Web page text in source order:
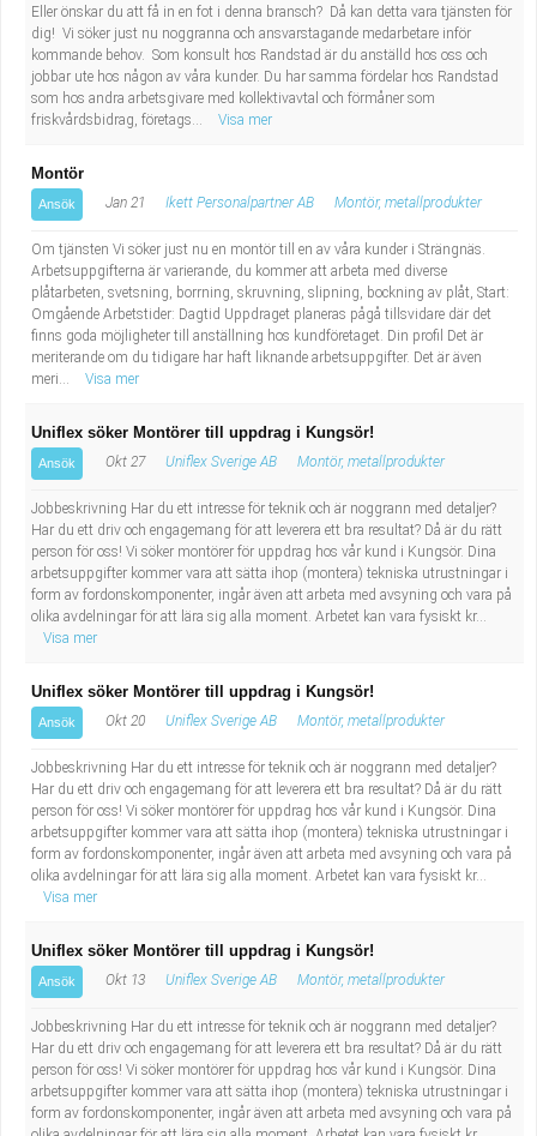
Eller önskar du att få in en fot i denna bransch? Då kan detta vara tjänsten för
dig! Vi söker just nu noggranna och ansvarstagande medarbetare inför
kommande behov. Som konsult hos Randstad är du anställd hos oss och
jobbar ute hos någon av våra kunder. Du har samma fördelar hos Randstad
som hos andra arbetsgivare med kollektivavtal och förmåner som
friskvårdsbidrag, företags...
Visa mer
Montör
Ansök Jan 21 Ikett Personalpartner AB Montör, metallprodukter
Om tjänsten Vi söker just nu en montör till en av våra kunder i Strängnäs.
Arbetsuppgifterna är varierande, du kommer att arbeta med diverse
plåtarbeten, svetsning, borrning, skruvning, slipning, bockning av plåt, Start:
Omgående Arbetstider: Dagtid Uppdraget planeras pågå tillsvidare där det
finns goda möjligheter till anställning hos kundföretaget. Din profil Det är
meriterande om du tidigare har haft liknande arbetsuppgifter. Det är även
meri...
Visa mer
Uniflex söker Montörer till uppdrag i Kungsör!
Ansök Okt 27 Uniflex Sverige AB Montör, metallprodukter
Jobbeskrivning Har du ett intresse för teknik och är noggrann med detaljer?
Har du ett driv och engagemang för att leverera ett bra resultat? Då är du rätt
person för oss! Vi söker montörer för uppdrag hos vår kund i Kungsör. Dina
arbetsuppgifter kommer vara att sätta ihop (montera) tekniska utrustningar i
form av fordonskomponenter, ingår även att arbeta med avsyning och vara på
olika avdelningar för att lära sig alla moment. Arbetet kan vara fysiskt kr...
Visa mer
Uniflex söker Montörer till uppdrag i Kungsör!
Ansök Okt 20 Uniflex Sverige AB Montör, metallprodukter
Jobbeskrivning Har du ett intresse för teknik och är noggrann med detaljer?
Har du ett driv och engagemang för att leverera ett bra resultat? Då är du rätt
person för oss! Vi söker montörer för uppdrag hos vår kund i Kungsör. Dina
arbetsuppgifter kommer vara att sätta ihop (montera) tekniska utrustningar i
form av fordonskomponenter, ingår även att arbeta med avsyning och vara på
olika avdelningar för att lära sig alla moment. Arbetet kan vara fysiskt kr...
Visa mer
Uniflex söker Montörer till uppdrag i Kungsör!
Ansök Okt 13 Uniflex Sverige AB Montör, metallprodukter
Jobbeskrivning Har du ett intresse för teknik och är noggrann med detaljer?
Har du ett driv och engagemang för att leverera ett bra resultat? Då är du rätt
person för oss! Vi söker montörer för uppdrag hos vår kund i Kungsör. Dina
arbetsuppgifter kommer vara att sätta ihop (montera) tekniska utrustningar i
form av fordonskomponenter, ingår även att arbeta med avsyning och vara på